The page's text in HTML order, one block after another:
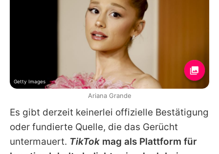
Es gibt derzeit keinerlei offizielle Bestätigung
oder fundierte Quelle, die das Gerücht
untermauert. TikTok mag als Plattform für
Getty Images
Ariana Grande